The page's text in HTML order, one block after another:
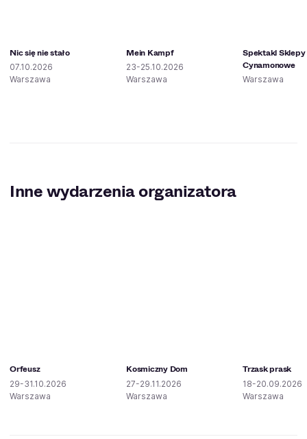
Nic się nie stało
07.10.2026
Warszawa
Mein Kampf
23-25.10.2026
Warszawa
Spektakl Sklepy
Cynamonowe
Warszawa
Inne wydarzenia organizatora
Orfeusz
29-31.10.2026
Warszawa
Kosmiczny Dom
27-29.11.2026
Warszawa
Trzask prask
18-20.09.2026
Warszawa